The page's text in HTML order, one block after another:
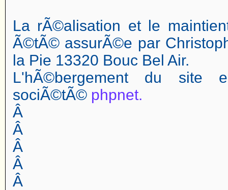
La rÃ©alisation et le
Ã©tÃ© assurÃ©e par
la Pie 13320 Bouc Bel Air.
L'hÃ©bergement du site
sociÃ©tÃ© phpnet.
Â
Â
Â
Â
Â